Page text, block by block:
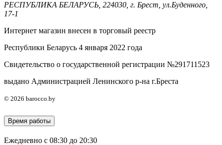
РЕСПУБЛИКА БЕЛАРУСЬ, 224030, г. Брест, ул.Буденного,
17-1
Интернет магазин внесен в торговый реестр
Республики Беларусь 4 января 2022 года
Свидетельство о государственной регистрации №291711523
выдано Администрацией Ленинского р-на г.Бреста
© 2026 barocco.by
Время работы
Ежедневно с 08:30 до 20:30